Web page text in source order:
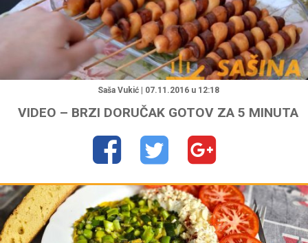
"
Saša Vukić | 07.11.2016 u 12:18
VIDEO – BRZI DORUČAK GOTOV ZA 5 MINUTA